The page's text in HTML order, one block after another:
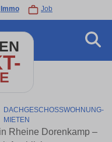
Immo Job
DACHGESCHOSSWOHNUNG-
MIETEN
Rheine Dorenkamp –